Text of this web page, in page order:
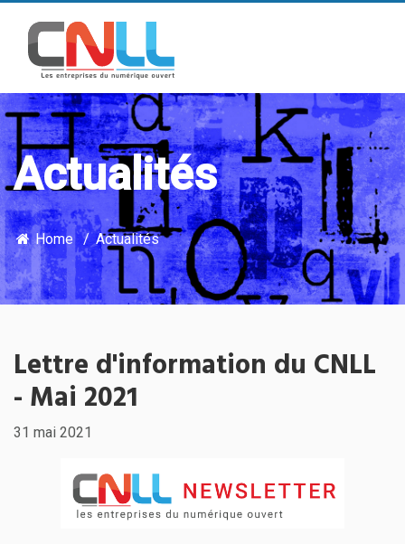
Actualités
Home Actualités
Lettre d'information du CNLL
- Mai 2021
31 mai 2021